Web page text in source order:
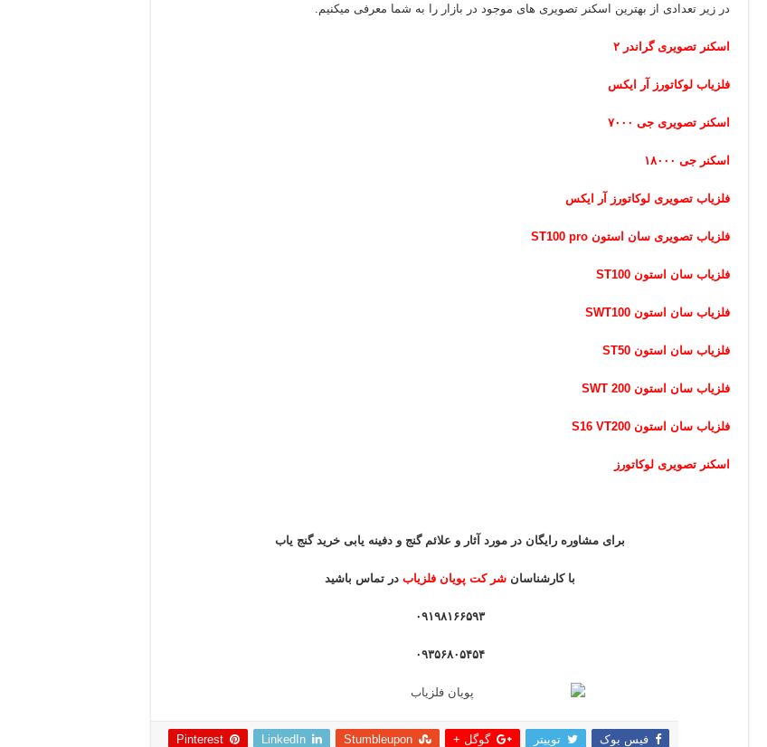
در زیر تعدادی از بهترین اسکنر تصویری های موجود در بازار را به شما معرفی میکنیم.
اسکنر تصویری گراندر ۲
فلزیاب لوکاتورز آر ایکس
اسکنر تصویری جی ۷۰۰۰
اسکنر جی ۱۸۰۰۰
فلزیاب تصویری لوکاتورز آر ایکس
فلزیاب تصویری سان استون ST100 pro
فلزیاب سان استون ST100
فلزیاب سان استون SWT100
فلزیاب سان استون ST50
فلزیاب سان استون SWT 200
فلزیاب سان استون S16 VT200
اسکنر تصویری لوکاتورز
برای مشاوره رایگان در مورد آثار و علائم گنج و دفینه یابی خرید گنج یاب
با کارشناسانشر کت پویان فلزیاب در تماس باشید
۰۹۱۹۸۱۶۶۵۹۳
۰۹۳۵۶۸۰۵۴۵۴
فیس بوک توییتر گوگل + Stumbleupon
LinkedIn
Pinterest